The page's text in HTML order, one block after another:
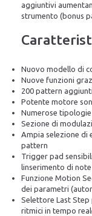
aggiuntivi
strumento (bonus
Nuovo modello di
Nuove funzioni
200 pattern
Potente motore
Numerose
Sezione di
Ampia selezione di
pattern
Trigger pad
linserimento di
Funzione Motion
dei parametri
Selettore Last Step
ritmici in tempo